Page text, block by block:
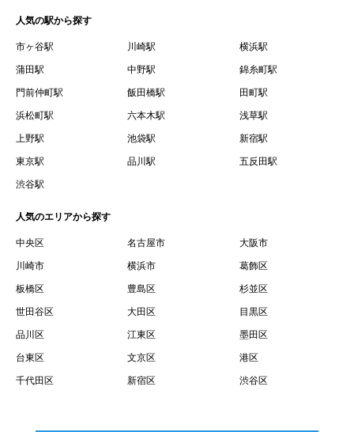
った場合の当該情報を意味します。
７.「本会員制度」とは、会員による本サービスの利用の促
進を目的とした会員制度を意味します。
借契約書およびオプション注文書を意味します。
９.「契約期間開始日」とは、定期建物賃貸借契約（以下
「賃貸借契約」と言います）の開始日のことで、利用者の
賃借権が発生する日を意味します。
するために、選んだ物件を保留することを意味します。
１１.「予約情報」とは、物件を予約するために必要な当社
所定の情報を意味します。物件情報や期間、オプション等
１２.「キャンセル」とは、賃貸借契約締結後から契約期間
開始日前までに、利用者が賃貸借契約を解除することを意
味します。
１３.「中途解約」とは、賃貸借契約期間の途中で、利用者
人気の駅から探す
市ヶ谷駅 川崎駅 横浜駅
蒲田駅 中野駅 錦糸町駅
門前仲町駅 飯田橋駅 田町駅
浜松町駅 六本木駅 浅草駅
上野駅 池袋駅 新宿駅
東京駅 品川駅 五反田駅
渋谷駅
人気のエリアから探す
中央区 名古屋市 大阪市
川崎市 横浜市 葛飾区
板橋区 豊島区 杉並区
世田谷区 大田区 目黒区
品川区 江東区 墨田区
台東区 文京区 港区
千代田区 新宿区 渋谷区